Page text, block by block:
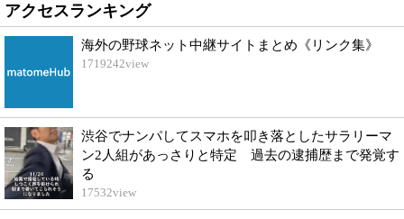
アクセスランキング
海外の野球ネット中継サイトまとめ《リンク集》
1719242view
渋谷でナンパしてスマホを叩き落としたサラリーマ
ン2人組があっさりと特定 過去の逮捕歴まで発覚す
る
17532view